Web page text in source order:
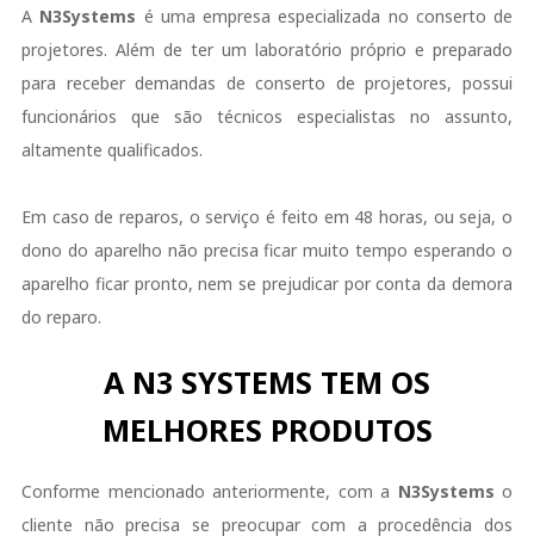
A N3Systems é uma empresa especializada no conserto de
projetores. Além de ter um laboratório próprio e preparado
para receber demandas de conserto de projetores, possui
funcionários que são técnicos especialistas no assunto,
altamente qualificados.
Em caso de reparos, o serviço é feito em 48 horas, ou seja, o
dono do aparelho não precisa ficar muito tempo esperando o
aparelho ficar pronto, nem se prejudicar por conta da demora
do reparo.
A N3 SYSTEMS TEM OS
MELHORES PRODUTOS
Conforme mencionado anteriormente, com a N3Systems o
cliente não precisa se preocupar com a procedência dos